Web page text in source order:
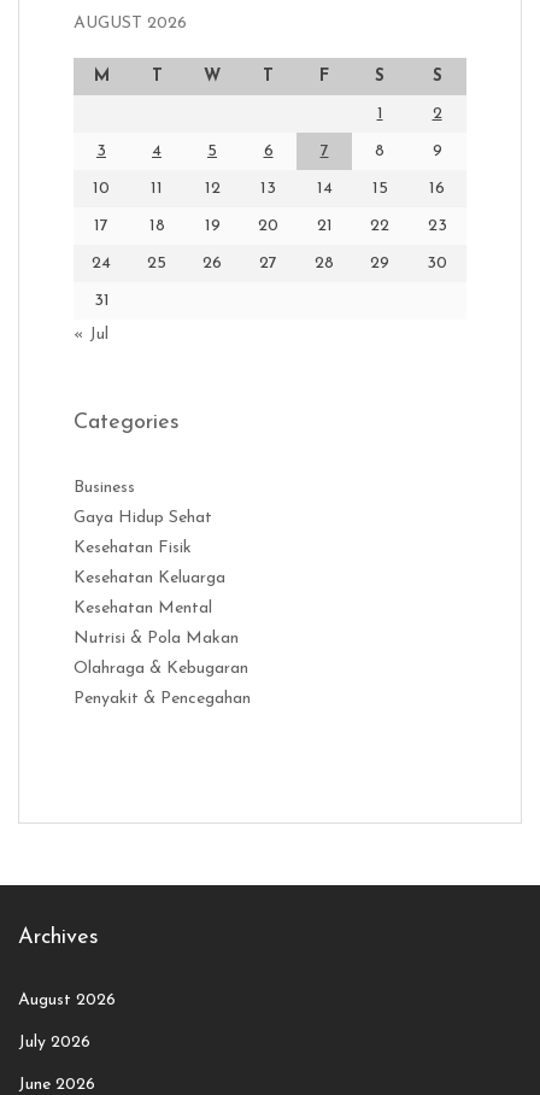
AUGUST 2026
M T W T F S S
1 2
3 4 5 6 7 8 9
10 11 12 13 14 15 16
17 18 19 20 21 22 23
24 25 26 27 28 29 30
31
« Jul
Categories
Business
Gaya Hidup Sehat
Kesehatan Fisik
Kesehatan Keluarga
Kesehatan Mental
Nutrisi & Pola Makan
Olahraga & Kebugaran
Penyakit & Pencegahan
Archives
August 2026
July 2026
June 2026